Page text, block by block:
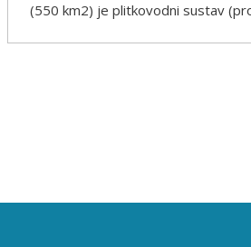
(550 km2) je plitkovodni sustav